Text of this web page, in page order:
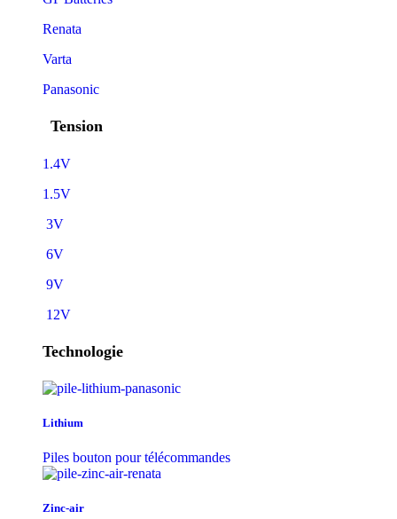
Renata
Varta
Panasonic
Tension
1.4V
1.5V
3V
6V
9V
12V
Technologie
Lithium
Piles bouton pour télécommandes
Zinc-air